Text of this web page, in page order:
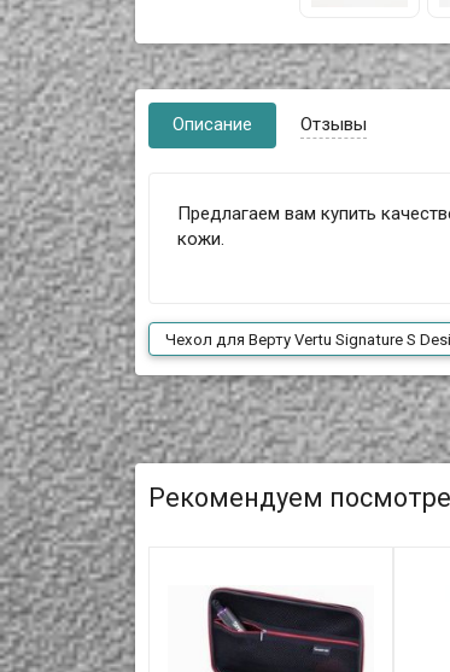
Описание Отзывы
Предлагаем вам купить
кожи.
Чехол для Верту Vertu Signature S
Рекомендуем